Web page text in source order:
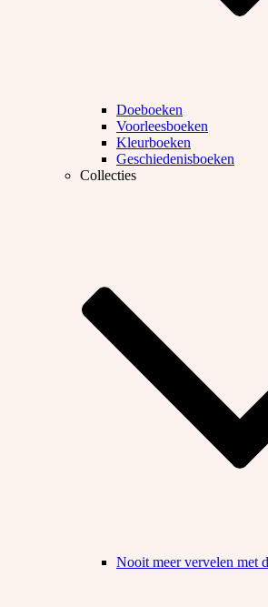
Doeboeken
Voorleesboeken
Kleurboeken
Geschiedenisboeken
Collecties
Nooit meer vervelen met